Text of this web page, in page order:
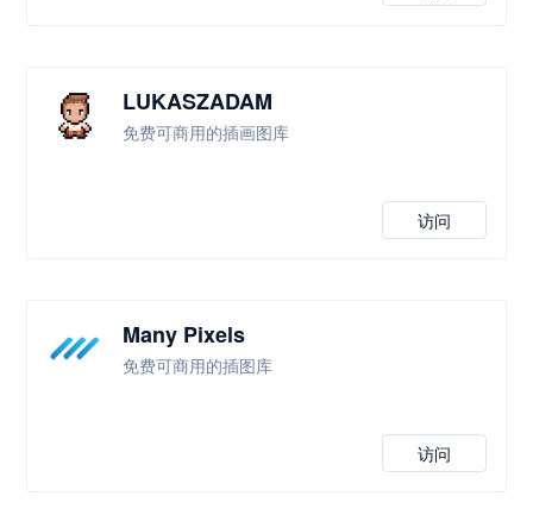
LUKASZADAM
免费可商用的插画图库
访问
Many Pixels
免费可商用的插图库
访问